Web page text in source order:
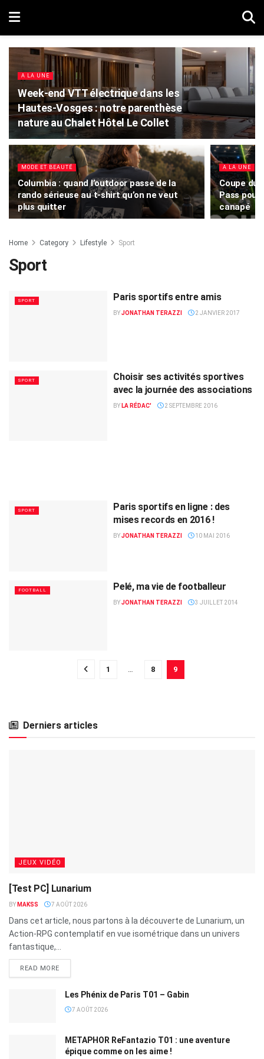
A LA UNE
Week-end VTT électrique dans les
Hautes-Vosges : notre parenthèse
nature au Chalet Hôtel Le Collet
MODE ET BEAUTÉ
Columbia : quand l’outdoor passe de la
rando sérieuse au t-shirt qu’on ne veut
plus quitter
A LA UNE
Coupe du
Pass pour
canapé
Home Category Lifestyle Sport
Sport
SPORT Paris sportifs entre amis
BYJONATHAN TERAZZI 2 JANVIER 2017
SPORT
Choisir ses activités sportives
avec la journée des associations
BY LA RÉDAC' 2 SEPTEMBRE 2016
SPORT
Paris sportifs en ligne : des
mises records en 2016 !
BYJONATHAN TERAZZI 10 MAI 2016
FOOTBALL Pelé, ma vie de footballeur
BYJONATHAN TERAZZI 3 JUILLET 2014
1 … 8 9
Derniers articles
JEUX VIDÉO
[Test PC] Lunarium
BY MAKSS 7 AOÛT 2026
Dans cet article, nous partons à la découverte de Lunarium, un
Action-RPG contemplatif en vue isométrique dans un univers
fantastique,...
READ MORE
Les Phénix de Paris T01 – Gabin
7 AOÛT 2026
METAPHOR ReFantazio T01 : une aventure
épique comme on les aime !